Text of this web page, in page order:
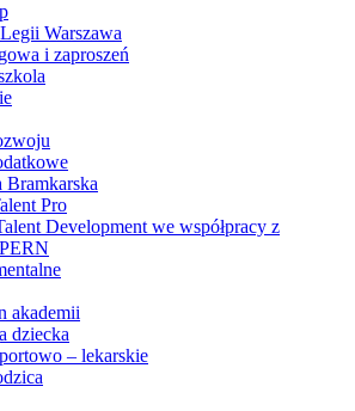
Warszawa
i zaproszeń
Bramkarska
Pro
Development we współpracy z
akademii
dziecka
– lekarskie